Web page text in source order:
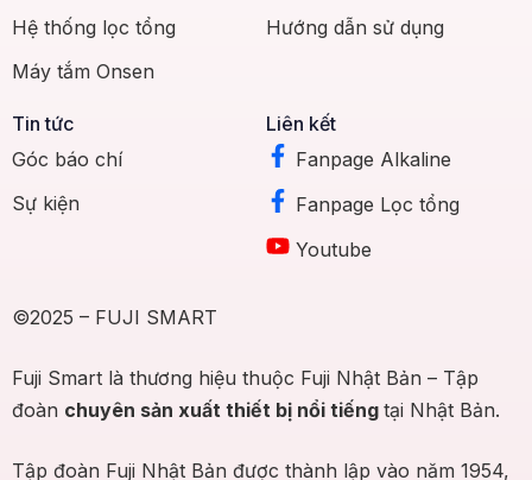
Hệ thống lọc tổng
Máy tắm Onsen
Hướng dẫn sử dụng
Tin tức
Góc báo chí
Sự kiện
Liên kết
Fanpage Alkaline
Fanpage Lọc tổng
Youtube
©2025 – FUJI SMART
Fuji Smart là thương hiệu thuộc Fuji Nhật Bản – Tập
đoàn chuyên sản xuất thiết bị nổi tiếng tại Nhật Bản.
Tập đoàn Fuji Nhật Bản được thành lập vào năm 1954,